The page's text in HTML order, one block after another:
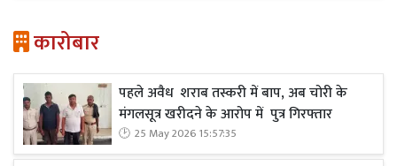
कारोबार
पहले अवैध शराब तस्करी में बाप, अब चोरी के
मंगलसूत्र खरीदने के आरोप में पुत्र गिरफ्तार
25 May 2026 15:57:35